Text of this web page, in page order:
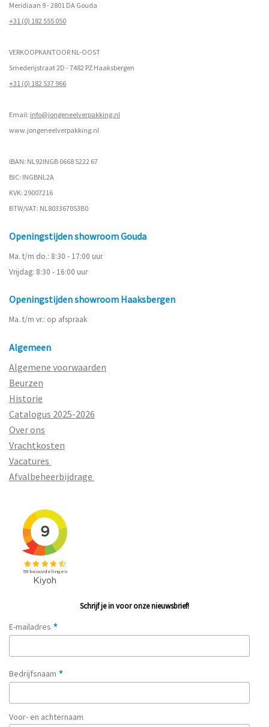
Meridiaan 9 - 2801 DA Gouda
+31 (0) 182 555 050
VERKOOPKANTOOR NL-OOST
Smederijstraat 2D - 7482 PZ Haaksbergen
+31 (0) 182 537 966
Email: info@jongeneelverpakking.nl
www.jongeneelverpakking.nl
IBAN: NL92INGB 0668 5222 67
BIC: INGBNL2A
KVK: 29007216
BTW/VAT: NL803367053B0
Openingstijden showroom Gouda
Ma. t/m do.: 8:30 - 17:00 uur
Vrijdag: 8:30 - 16:00 uur
Openingstijden showroom Haaksbergen
Ma. t/m vr.: op afspraak
Algemeen
Algemene voorwaarden
Beurzen
Historie
Catalogus 2025-2026
Over ons
Vrachtkosten
Vacatures
Afvalbeheerbijdrage
Schrijf je in voor onze nieuwsbrief!
E-mailadres *
Bedrijfsnaam *
Voor- en achternaam